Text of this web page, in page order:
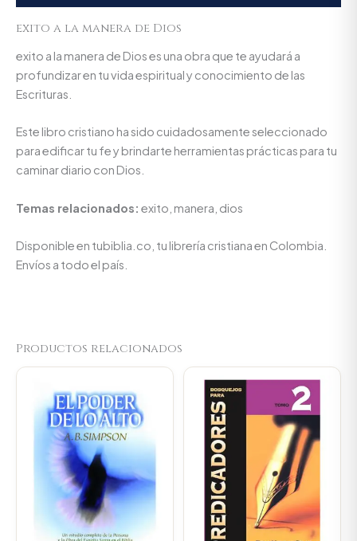
exito a la manera de Dios
exito a la manera de Dios es una obra que te ayudará a
profundizar en tu vida espiritual y conocimiento de las
Escrituras.
Este libro cristiano ha sido cuidadosamente seleccionado
para edificar tu fe y brindarte herramientas prácticas para tu
caminar diario con Dios.
Temas relacionados: exito, manera, dios
Disponible en tubiblia.co, tu librería cristiana en Colombia.
Envíos a todo el país.
Productos relacionados
was:
$164.900.
Current
$156.655.
was:
$89.900.
Current
price
is: